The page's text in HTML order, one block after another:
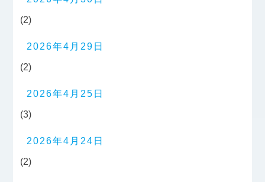
(2)
2026年4月29日
(2)
2026年4月25日
(3)
2026年4月24日
(2)